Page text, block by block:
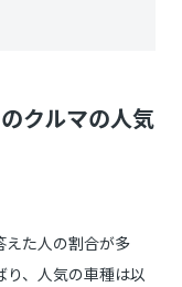
クルマの人気
えた人の割合が多
、人気の車種は以